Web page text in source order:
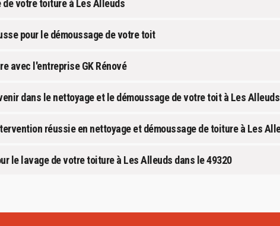
votre toiture à Les Alleuds
pour le démoussage de votre toit
avec l'entreprise GK Rénové
dans le nettoyage et le démoussage de votre toit à Les Alleuds
réussie en nettoyage et démoussage de toiture à Les
le lavage de votre toiture à Les Alleuds dans le 49320